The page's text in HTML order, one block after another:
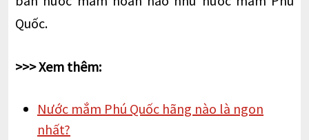
Quốc.
>>> Xem thêm:
Nước mắm Phú Quốc hãng nào là ngon
nhất?